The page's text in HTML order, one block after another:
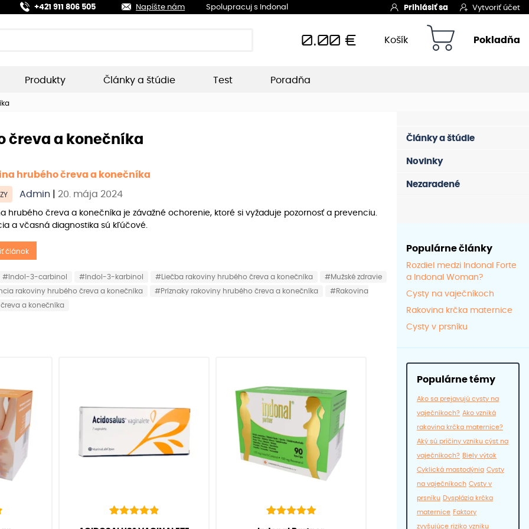
+421 911 806 505 Napíšte nám Spolupracuj s Indonal Prihlásiť sa Vytvoriť účet
0.00€ Košík Pokladňa
Produkty Články a štúdie Test Poradňa
čreva a konečníka
hrubého čreva a konečníka
Admin 20. mája 2024
hrubého čreva a konečníka je závažné ochorenie, ktoré si vyžaduje pozornosť a prevenciu.
a včasná diagnostika sú kľúčové.
článok
#Indol-3-carbinol #Indol-3-karbinol #Liečba rakoviny hrubého čreva a konečníka
#Mužské zdravie
rakoviny hrubého čreva a konečníka
#Príznaky rakoviny hrubého čreva a konečníka
#Rakovina
a konečníka
Články a štúdie
Novinky
Nezaradené
Populárne články
Rozdiel medzi Indonal Forte
a Indonal Woman?
Cysty na vaječníkoch
Rakovina krčka maternice
Cysty v prsníku
Populárne témy
Ako sa prejavujú cysty na
vaječníkoch? Ako vzniká
rakovina krčka maternice?
Aký sú príčiny vzniku cýst na
vaječníkoch? Biely výtok
Cyklická mastodýnia Cysty
na vaječníkoch Cysty v
prsníku Dysplázia krčka
maternice Faktory
zvyšujúce riziko vzniku